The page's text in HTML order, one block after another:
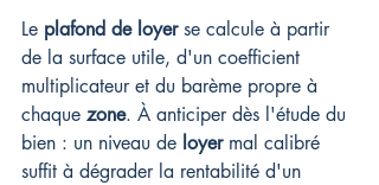
Le plafond de loyer se calcule à partir
de la surface utile, d'un coefficient
multiplicateur et du barème propre à
chaque zone. À anticiper dès l'étude du
bien : un niveau de loyer mal calibré
suffit à dégrader la rentabilité d'un